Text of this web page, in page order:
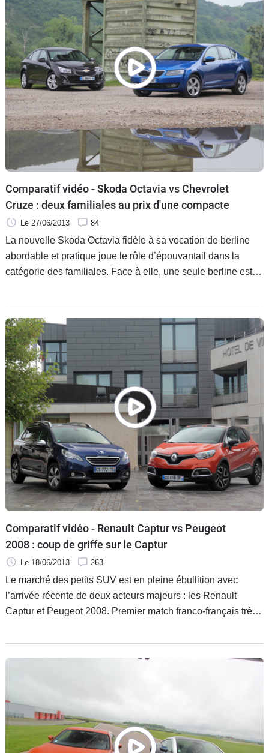
Comparatif vidéo - Skoda Octavia vs Chevrolet
Cruze : deux familiales au prix d'une compacte
Le 27/06/2013 84
La nouvelle Skoda Octavia fidèle à sa vocation de berline
abordable et pratique joue le rôle d’épouvantail dans la
catégorie des familiales. Face à elle, une seule berline est
Comparatif vidéo - Renault Captur vs Peugeot
2008 : coup de griffe sur le Captur
Le 18/06/2013 263
Le marché des petits SUV est en pleine ébullition avec
l’arrivée récente de deux acteurs majeurs : les Renault
Captur et Peugeot 2008. Premier match franco-français très